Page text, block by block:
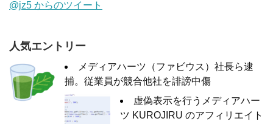
@jz5 からのツイート
人気エントリー
メディアハーツ（ファビウス）社長ら逮
捕。従業員が競合他社を誹謗中傷
虚偽表示を行うメディアハー
ツ KUROJIRU のアフィリエイト